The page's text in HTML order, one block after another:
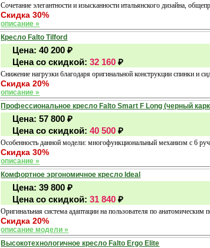
Сочетание элегантности и изысканности итальянского дизайна,
Скидка 30%
описание »
Кресло Falto Tilford
Цена:40 200 ₽
Цена со скидкой:32 160 ₽
Снижение нагрузки благодаря оригинальной конструкции спинки и
Скидка 20%
описание »
Профессиональное кресло Falto Smart F Long (черный
Цена:57 800 ₽
Цена со скидкой:40 500 ₽
Особенность данной модели: многофункциональный механизм с 6
Скидка 30%
описание »
Комфортное эргономичное кресло Ideal
Цена:39 800 ₽
Цена со скидкой:31 840 ₽
Оригинальная система адаптации на пользователя по анатомическим
Скидка 20%
описание модели »
Высокотехнологичное кресло Falto Ergo Elite